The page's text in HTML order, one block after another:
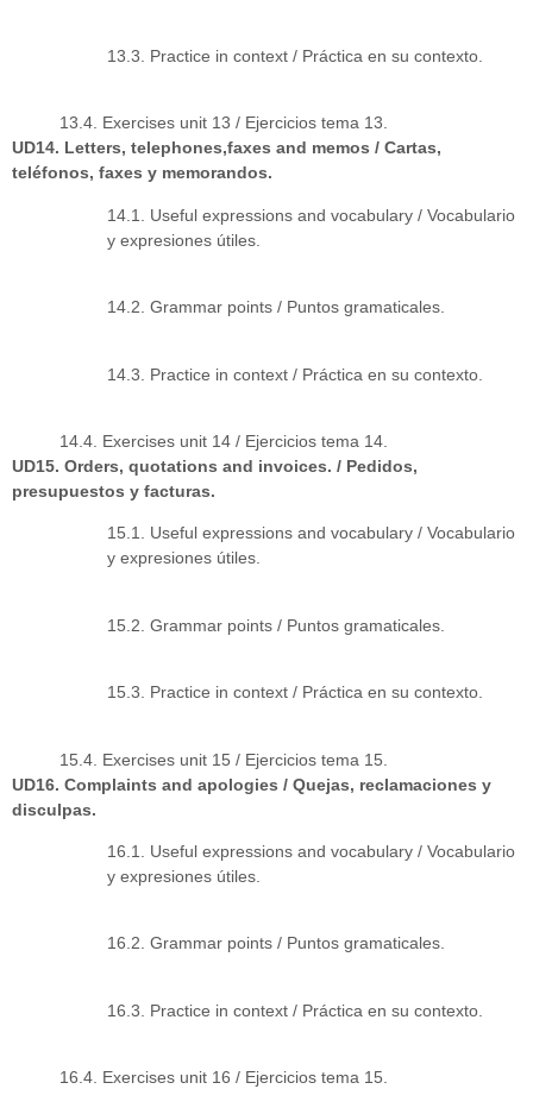
13.3. Practice in context / Práctica en su contexto.
13.4. Exercises unit 13 / Ejercicios tema 13.
UD14. Letters, telephones,faxes and memos / Cartas,
teléfonos, faxes y memorandos.
14.1. Useful expressions and vocabulary / Vocabulario
y expresiones útiles.
14.2. Grammar points / Puntos gramaticales.
14.3. Practice in context / Práctica en su contexto.
14.4. Exercises unit 14 / Ejercicios tema 14.
UD15. Orders, quotations and invoices. / Pedidos,
presupuestos y facturas.
15.1. Useful expressions and vocabulary / Vocabulario
y expresiones útiles.
15.2. Grammar points / Puntos gramaticales.
15.3. Practice in context / Práctica en su contexto.
15.4. Exercises unit 15 / Ejercicios tema 15.
UD16. Complaints and apologies / Quejas, reclamaciones y
disculpas.
16.1. Useful expressions and vocabulary / Vocabulario
y expresiones útiles.
16.2. Grammar points / Puntos gramaticales.
16.3. Practice in context / Práctica en su contexto.
16.4. Exercises unit 16 / Ejercicios tema 15.